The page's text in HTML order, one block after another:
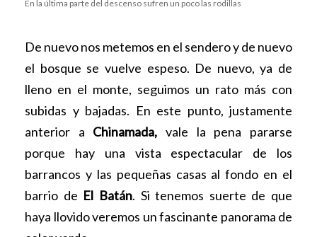
En la última parte del descenso sufren un poco las rodillas
De nuevo nos metemos en el sendero y de nuevo
el bosque se vuelve espeso. De nuevo, ya de
lleno en el monte, seguimos un rato más con
subidas y bajadas. En este punto, justamente
anterior a Chinamada, vale la pena pararse
porque hay una vista espectacular de los
barrancos y las pequeñas casas al fondo en el
barrio de El Batán. Si tenemos suerte de que
haya llovido veremos un fascinante panorama de